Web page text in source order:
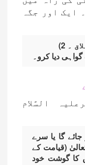
ایک اور جگہ
۔ 2)
دیا کرو۔
السَّلام
گا یا سرے
(قیامت کے
کا گوشت خود